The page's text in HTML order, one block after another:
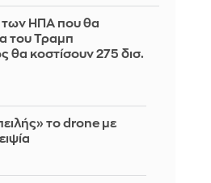
ΗΠΑ που θα
του Τραμπ
θα κοστίσουν 275 δισ.
το drone με